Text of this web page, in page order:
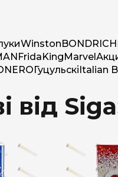
WinstonBOND
FridaKingMarvel
NEROГуцульскіItalian
від